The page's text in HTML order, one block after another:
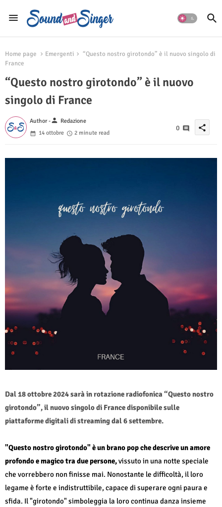
Home page Emergenti
“Questo nostro girotondo” è il nuovo singolo di
France
“Questo nostro girotondo” è il nuovo
singolo di France
Author -person Redazione
14 ottobre
2 minute read
0 share
Dal 18 ottobre 2024 sarà in rotazione radiofonica “Questo nostro
girotondo”, il nuovo singolo di France disponibile sulle
piattaforme digitali di streaming dal 6 settembre.
"Questo nostro girotondo" è un brano pop che descrive un amore
profondo e magico tra due persone,vissuto in una notte speciale
che vorrebbero non finisse mai. Nonostante le difficoltà, il loro
legame è forte e indistruttibile, capace di superare ogni paura e
sfida. Il "girotondo" simboleggia la loro continua danza insieme